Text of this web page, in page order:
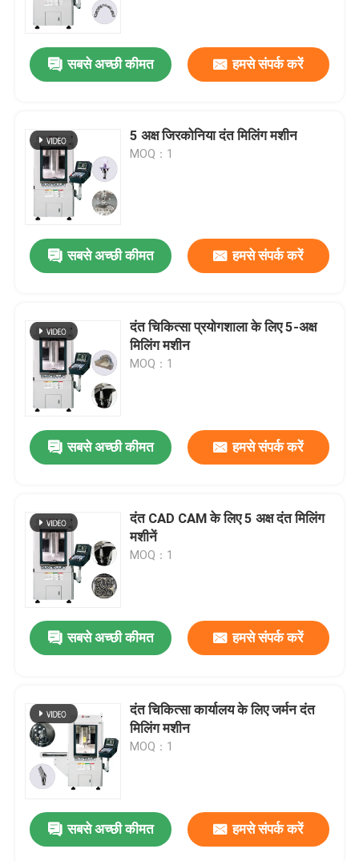
दंत चिकित्सा प्रयोगशाला सीएनसी मिलिंग मशीन
औद्योगिक सीएनसी मशीन
सबसे अच्छी कीमत हमसे संपर्क करें
5 अक्ष जिरकोनिया दंत मिलिंग मशीन
MOQ：1
सबसे अच्छी कीमत हमसे संपर्क करें
दंत चिकित्सा प्रयोगशाला के लिए 5-अक्ष
मिलिंग मशीन
MOQ：1
सबसे अच्छी कीमत हमसे संपर्क करें
दंत CAD CAM के लिए 5 अक्ष दंत मिलिंग
मशीनें
MOQ：1
सबसे अच्छी कीमत हमसे संपर्क करें
दंत चिकित्सा कार्यालय के लिए जर्मन दंत
मिलिंग मशीन
MOQ：1
सबसे अच्छी कीमत हमसे संपर्क करें